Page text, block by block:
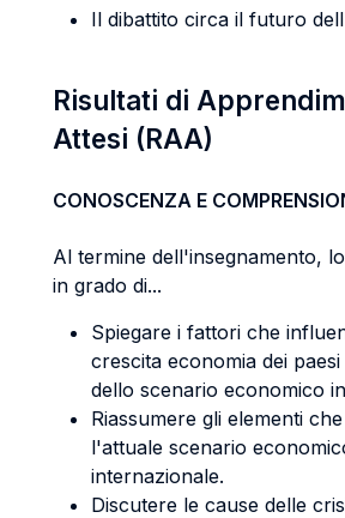
Il dibattito circa il futuro
Risultati di
Attesi (RAA)
CONOSCENZA E
Al termine dell'insegnamento,
in grado di...
Spiegare i fattori che
crescita economia dei
dello scenario economico
Riassumere gli elementi
l'attuale scenario
internazionale.
Discutere le cause delle